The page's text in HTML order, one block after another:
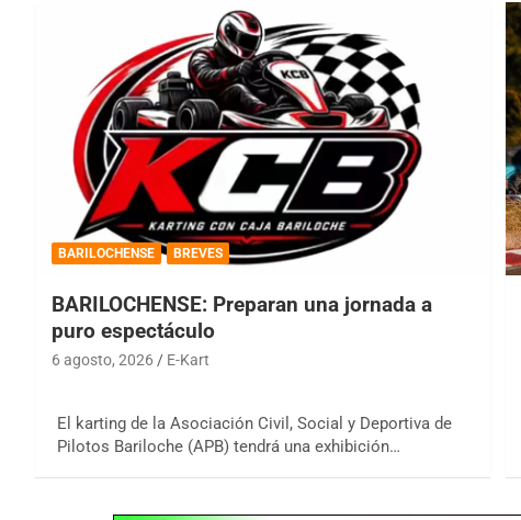
BARILOCHENSE BREVES
BARILOCHENSE: Preparan una jornada a
puro espectáculo
6 agosto, 2026 E-Kart
El karting de la Asociación Civil, Social y Deportiva de
Pilotos Bariloche (APB) tendrá una exhibición…